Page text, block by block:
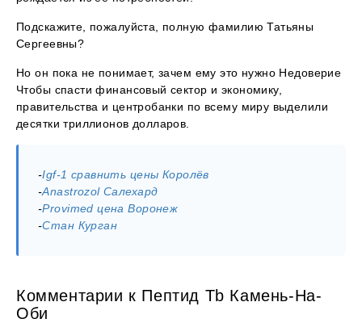
Подскажите, пожалуйста, полную фамилию Татьяны
Сергеевны?
Но он пока не понимает, зачем ему это нужно Недоверие
Чтобы спасти финансовый сектор и экономику,
правительства и центробанки по всему миру выделили
десятки триллионов долларов.
-Igf-1 сравнить цены Королёв
-Аnastrozol Салехард
-Provimed цена Воронеж
-Стан Курган
Комментарии к Пептид Tb Камень-На-
Оби